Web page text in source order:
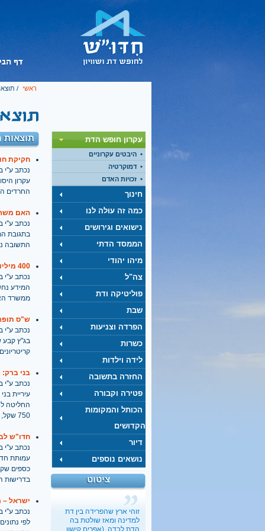
ראשי /
עקרון חופש הדת
היבטים עקרוניים
דמוקרטיה
זכויות האדם
חינוך
כמה זה עולה לנו
נישואים וגירושים
הממסד הדתי
מיהו יהודי
צה"ל
פוליטיקה ודת
שבת
הפרדה וצניעות
כשרות
לידה וילדות
החזרה בתשובה
פטירה וקבורה
הכותל והמקומות
הקדושים
דיור
נושאים נוספים
ציטוט
זוהי ארץ שהפרידה בין דת
למדינה ומאז שולטת בה
הדת לבדה. (אפרים קישון
כשבעל קונה בלעדיות על
מיניות האישה
בתיה כהנא-דרור
"הארץ"
תוצאות
חקיקת
נכתב ע''י
עקרון
החרדים
האם
נכתב ע''י
התשובה
400 מיליון שקל הועברו לחינוך החרדי לפני אישור בוועדת הכספים
נכתב ע''י
המידע
ממשרד
ש"ס
נכתב ע''י
בג"ץ קבע
בני ברק:
נכתב ע''י
עיריית
החליטה
750 שקל, בעוד שמשפחות של משרתי מילואים קיבלו רק 400 שקל
חדו"ש
נכתב ע''י
עמותת
כספים
בדרישות
ישראל –
נכתב ע''י
לפי